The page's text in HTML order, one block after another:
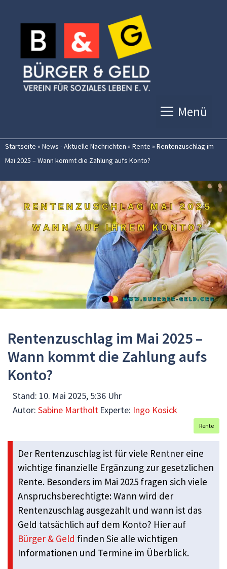
Inhalt
springen
Menü
Startseite » News - Aktuelle Nachrichten » Rente » Rentenzuschlag im
Mai 2025 – Wann kommt die Zahlung aufs Konto?
Rentenzuschlag im Mai 2025 –
Wann kommt die Zahlung aufs
Konto?
Stand: 10. Mai 2025, 5:36 Uhr
Autor: Sabine Martholt Experte: Ingo Kosick
Rente
Der Rentenzuschlag ist für viele Rentner eine
wichtige finanzielle Ergänzung zur gesetzlichen
Rente. Besonders im Mai 2025 fragen sich viele
Anspruchsberechtigte: Wann wird der
Rentenzuschlag ausgezahlt und wann ist das
Geld tatsächlich auf dem Konto? Hier auf
Bürger & Geld finden Sie alle wichtigen
Informationen und Termine im Überblick.